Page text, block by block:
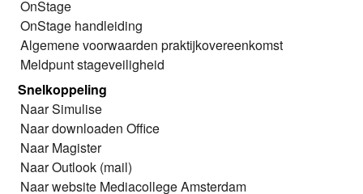
OnStage
OnStage handleiding
Algemene voorwaarden praktijkovereenkomst
Meldpunt stageveiligheid
Snelkoppeling
Naar Simulise
Naar downloaden Office
Naar Magister
Naar Outlook (mail)
Naar website Mediacollege Amsterdam